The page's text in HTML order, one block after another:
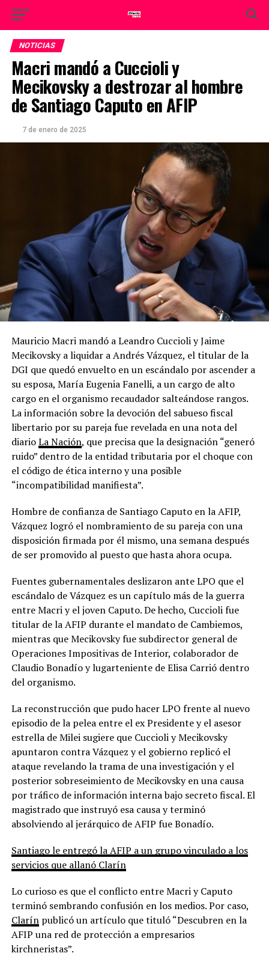
NOTICIAS
Macri mandó a Cuccioli y
Mecikovsky a destrozar al hombre
de Santiago Caputo en AFIP
7 de enero de 2025
Mauricio Macri mandó a Leandro Cuccioli y Jaime
Mecikovsky a liquidar a Andrés Vázquez, el titular de la
DGI que quedó envuelto en un escándalo por ascender a
su esposa, María Eugenia Fanelli, a un cargo de alto
cargo en el organismo recaudador salteándose rangos.
La información sobre la devoción del sabueso fiscal
libertario por su pareja fue revelada en una nota del
diarioLa Nación, que precisa que la designación “generó
ruido” dentro de la entidad tributaria por el choque con
el código de ética interno y una posible
“incompatibilidad manifiesta”.
Hombre de confianza de Santiago Caputo en la AFIP,
Vázquez logró el nombramiento de su pareja con una
disposición firmada por él mismo, una semana después
de ser promovido al puesto que hasta ahora ocupa.
Fuentes gubernamentales deslizaron ante LPO que el
escándalo de Vázquez es un capítulo más de la guerra
entre Macri y el joven Caputo. De hecho, Cuccioli fue
titular de la AFIP durante el mandato de Cambiemos,
mientras que Mecikovsky fue subdirector general de
Operaciones Impositivas de Interior, colaborador de
Claudio Bonadío y lugarteniente de Elisa Carrió dentro
del organismo.
La reconstrucción que pudo hacer LPO frente al nuevo
episodio de la pelea entre el ex Presidente y el asesor
estrella de Milei sugiere que Cuccioli y Mecikovsky
apuntaron contra Vázquez y el gobierno replicó el
ataque revelando la trama de una investigación y el
posterior sobreseimiento de Mecikovsky en una causa
por tráfico de información interna bajo secreto fiscal. El
magistrado que instruyó esa causa y terminó
absolviendo al jerárquico de AFIP fue Bonadío.
Santiago le entregó la AFIP a un grupo vinculado a los
servicios que allanó Clarín
Lo curioso es que el conflicto entre Macri y Caputo
terminó sembrando confusión en los medios. Por caso,
Clarínpublicó un artículo que tituló “Descubren en la
AFIP una red de protección a empresarios
kirchneristas”.